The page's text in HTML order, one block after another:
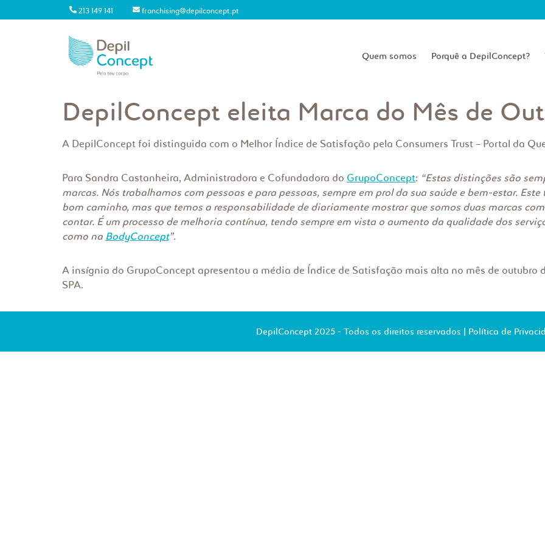
213 149 141 franchising@depilconcept.pt
Quem somos Porquê a DepilConcept?
DepilConcept eleita Marca do Mês de
A DepilConcept foi distinguida com o Melhor Índice de Satisfação pela Consumers Trust – Portal da
Para Sandra Castanheira, Administradora e Cofundadora do GrupoConcept: “Estas distinções são
marcas. Nós trabalhamos com pessoas e para pessoas, sempre em prol da sua saúde e bem-estar.
bom caminho, mas que temos a responsabilidade de diariamente mostrar que somos duas marcas
contar. É um processo de melhoria contínua, tendo sempre em vista o aumento da qualidade dos
como na BodyConcept”.
A insígnia do GrupoConcept apresentou a média de Índice de Satisfação mais alta no mês de outubro
SPA.
DepilConcept 2025 - Todos os direitos reservados | Política de